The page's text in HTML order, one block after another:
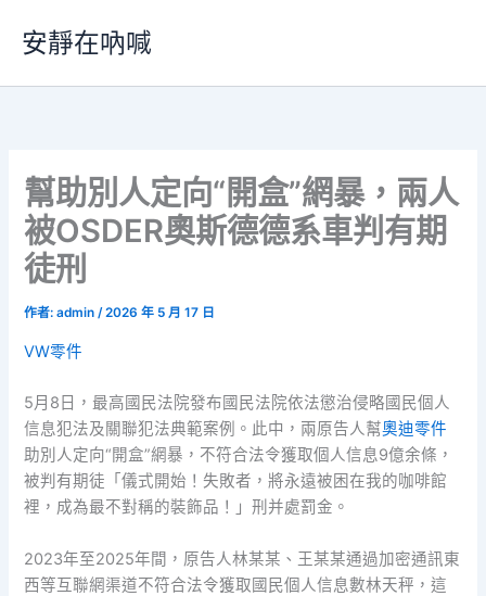
要
安靜在吶喊
幫助別人定向“開盒”網暴，兩人
被OSDER奧斯德德系車判有期
徒刑
作者:admin/2026 年 5 月 17 日
VW零件
5月8日，最高國民法院發布國民法院依法懲治侵略國民個人
信息犯法及關聯犯法典範案例。此中，兩原告人幫奧迪零件
助別人定向“開盒”網暴，不符合法令獲取個人信息9億余條，
被判有期徒「儀式開始！失敗者，將永遠被困在我的咖啡館
裡，成為最不對稱的裝飾品！」刑并處罰金。
2023年至2025年間，原告人林某某、王某某通過加密通訊東
西等互聯網渠道不符合法令獲取國民個人信息數林天秤，這